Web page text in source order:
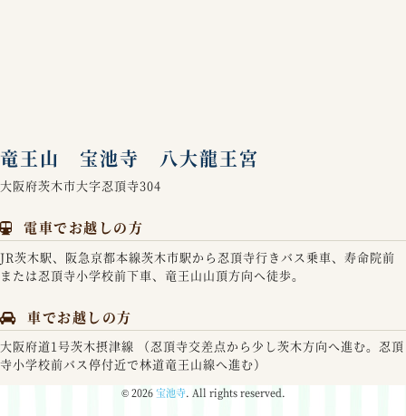
竜王山 宝池寺 八大龍王宮
大阪府茨木市大字忍頂寺304
電車でお越しの方
JR茨木駅、阪急京都本線茨木市駅から忍頂寺行きバス乗車、寿命院前
または忍頂寺小学校前下車、竜王山山頂方向へ徒歩。
車でお越しの方
大阪府道1号茨木摂津線 （忍頂寺交差点から少し茨木方向へ進む。忍頂
寺小学校前バス停付近で林道竜王山線へ進む）
© 2026宝池寺. All rights reserved.